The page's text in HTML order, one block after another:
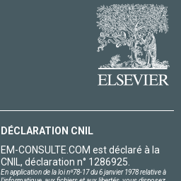
DÉCLARATION CNIL
EM-CONSULTE.COM est déclaré à la
CNIL, déclaration n° 1286925.
En application de la loi nº78-17 du 6 janvier 1978 relative à